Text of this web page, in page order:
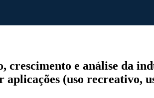
crescimento e análise da
(uso recreativo,